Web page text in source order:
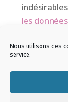
Nous utilisons des
service.
les
© 2026
légales|